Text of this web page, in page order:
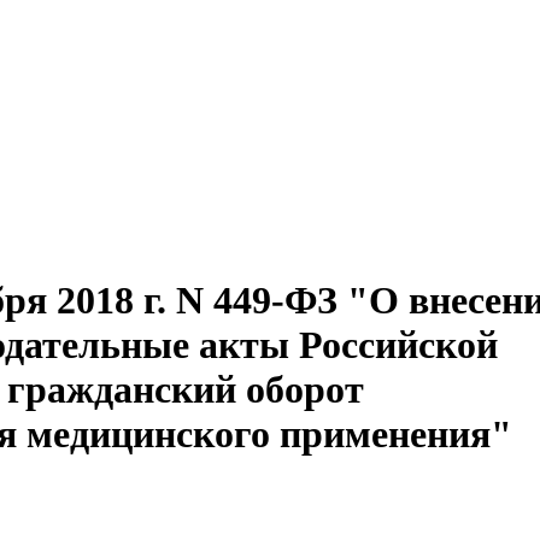
2018 г. N 449-ФЗ "О
акты Российской
оборот
медицинского применения"